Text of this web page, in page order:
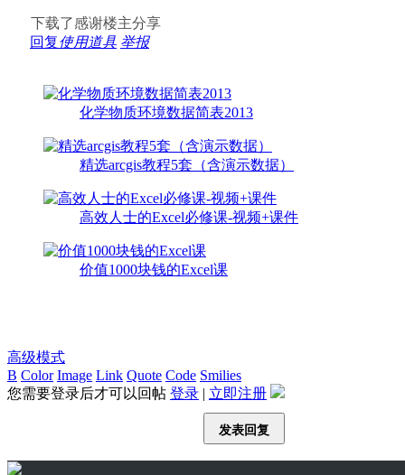
下载了感谢楼主分享
回复使用道具 举报
化学物质环境数据简表2013
精选arcgis教程5套（含演示数据）
高效人士的Excel必修课-视频+课件
价值1000块钱的Excel课
高级模式
B Color Image Link Quote Code Smilies
您需要登录后才可以回帖 登录 | 立即注册
发表回复